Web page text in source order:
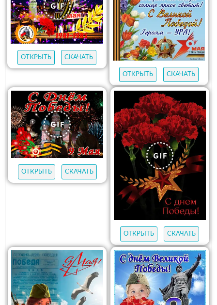
ОТКРЫТЬ СКАЧАТЬ
ОТКРЫТЬ СКАЧАТЬ
ОТКРЫТЬ СКАЧАТЬ
ОТКРЫТЬ СКАЧАТЬ